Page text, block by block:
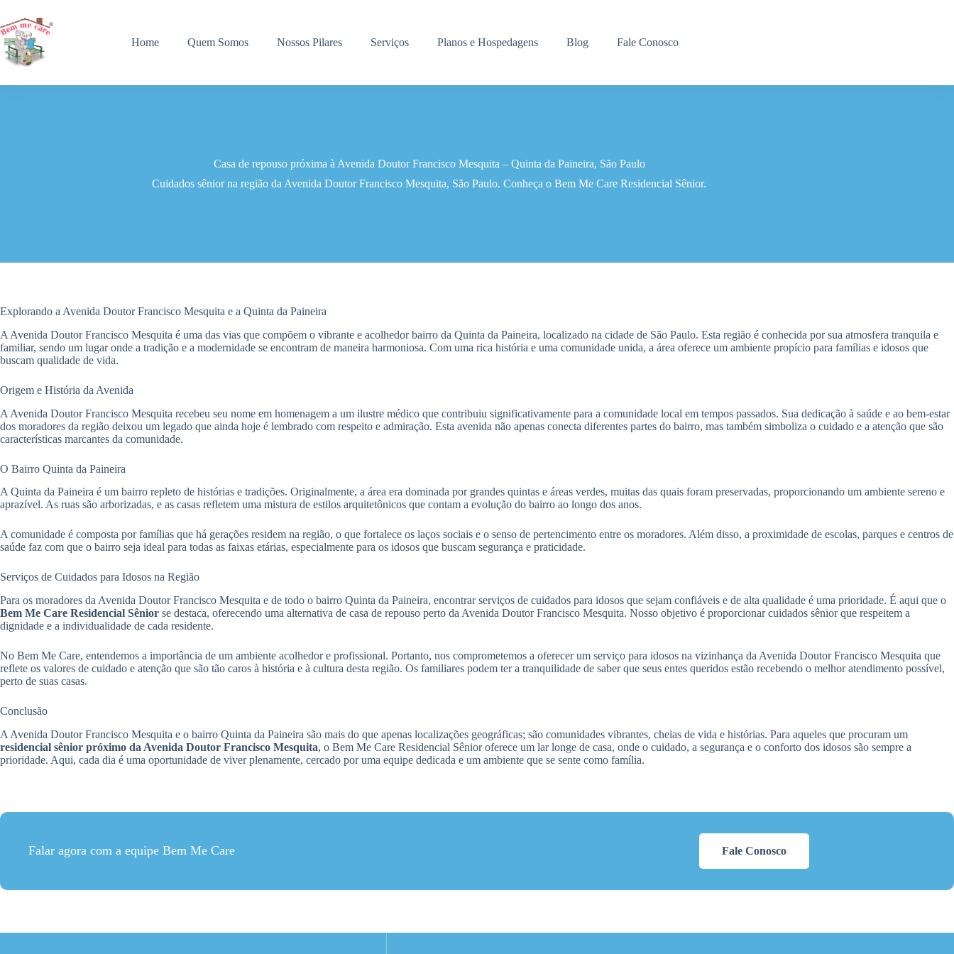
para
o
conteúdo
Home Quem Somos Nossos Pilares Serviços Planos e Hospedagens Blog Fale Conosco
Casa de repouso próxima à Avenida Doutor Francisco Mesquita – Quinta da Paineira, São Paulo
Cuidados sênior na região da Avenida Doutor Francisco Mesquita, São Paulo. Conheça o Bem Me Care Residencial Sênior.
Explorando a Avenida Doutor Francisco Mesquita e a Quinta da Paineira
A Avenida Doutor Francisco Mesquita é uma das vias que compõem o vibrante e acolhedor bairro da Quinta da Paineira, localizado na cidade de São Paulo. Esta região é conhecida por sua atmosfera tranquila e
familiar, sendo um lugar onde a tradição e a modernidade se encontram de maneira harmoniosa. Com uma rica história e uma comunidade unida, a área oferece um ambiente propício para famílias e idosos que
buscam qualidade de vida.
Origem e História da Avenida
A Avenida Doutor Francisco Mesquita recebeu seu nome em homenagem a um ilustre médico que contribuiu significativamente para a comunidade local em tempos passados. Sua dedicação à saúde e ao bem-estar
dos moradores da região deixou um legado que ainda hoje é lembrado com respeito e admiração. Esta avenida não apenas conecta diferentes partes do bairro, mas também simboliza o cuidado e a atenção que são
características marcantes da comunidade.
O Bairro Quinta da Paineira
A Quinta da Paineira é um bairro repleto de histórias e tradições. Originalmente, a área era dominada por grandes quintas e áreas verdes, muitas das quais foram preservadas, proporcionando um ambiente sereno e
aprazível. As ruas são arborizadas, e as casas refletem uma mistura de estilos arquitetônicos que contam a evolução do bairro ao longo dos anos.
A comunidade é composta por famílias que há gerações residem na região, o que fortalece os laços sociais e o senso de pertencimento entre os moradores. Além disso, a proximidade de escolas, parques e centros de
saúde faz com que o bairro seja ideal para todas as faixas etárias, especialmente para os idosos que buscam segurança e praticidade.
Serviços de Cuidados para Idosos na Região
Para os moradores da Avenida Doutor Francisco Mesquita e de todo o bairro Quinta da Paineira, encontrar serviços de cuidados para idosos que sejam confiáveis e de alta qualidade é uma prioridade. É aqui que o
Bem Me Care Residencial Sênior se destaca, oferecendo uma alternativa de casa de repouso perto da Avenida Doutor Francisco Mesquita. Nosso objetivo é proporcionar cuidados sênior que respeitem a
dignidade e a individualidade de cada residente.
No Bem Me Care, entendemos a importância de um ambiente acolhedor e profissional. Portanto, nos comprometemos a oferecer um serviço para idosos na vizinhança da Avenida Doutor Francisco Mesquita que
reflete os valores de cuidado e atenção que são tão caros à história e à cultura desta região. Os familiares podem ter a tranquilidade de saber que seus entes queridos estão recebendo o melhor atendimento possível,
perto de suas casas.
Conclusão
A Avenida Doutor Francisco Mesquita e o bairro Quinta da Paineira são mais do que apenas localizações geográficas; são comunidades vibrantes, cheias de vida e histórias. Para aqueles que procuram um
residencial sênior próximo da Avenida Doutor Francisco Mesquita, o Bem Me Care Residencial Sênior oferece um lar longe de casa, onde o cuidado, a segurança e o conforto dos idosos são sempre a
prioridade. Aqui, cada dia é uma oportunidade de viver plenamente, cercado por uma equipe dedicada e um ambiente que se sente como família.
Falar agora com a equipe Bem Me Care Fale Conosco